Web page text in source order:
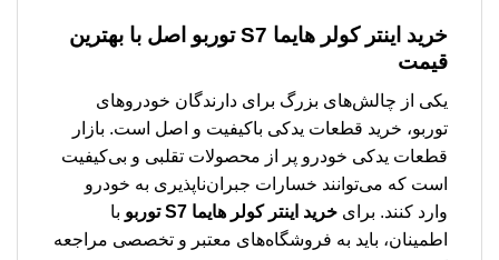
خرید اینتر کولر هایما S7 توربو اصل با بهترین
قیمت
یکی از چالش‌های بزرگ برای دارندگان خودروهای
توربو، خرید قطعات یدکی باکیفیت و اصل است. بازار
قطعات یدکی خودرو پر از محصولات تقلبی و بی‌کیفیت
است که می‌توانند خسارات جبران‌ناپذیری به خودرو
وارد کنند. برای خرید اینتر کولر هایما S7 توربو
با
اطمینان، باید به فروشگاه‌های معتبر و تخصصی مراجعه